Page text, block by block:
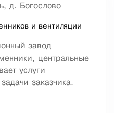
д. Богослово
и вентиляции
завод
центральные
услуги
заказчика.